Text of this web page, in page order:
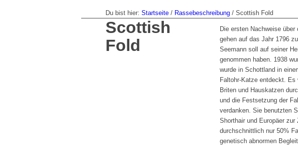
Du bist hier: Startseite / Rassebeschreibung / Scottish Fold
Scottish
Fold
Die ersten Nachweise
gehen auf das Jahr 1796
Seemann soll auf seiner
genommen haben. 1938
wurde in Schottland in
Faltohr-Katze entdeckt.
Briten und Hauskatzen
und die Festsetzung der
verdanken. Sie benutzten
Shorthair und Europäer
durchschnittlich nur 50%
genetisch abnormen